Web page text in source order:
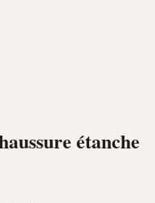
étanche